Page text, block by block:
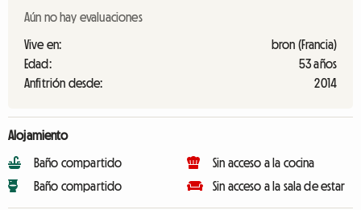
Aún no hay evaluaciones
Vive en:
bron (Francia)
Edad:
53 años
Anfitrión desde:
2014
Alojamiento
Baño compartido
Baño compartido
Sin acceso a la cocina
Sin acceso a la sala de estar